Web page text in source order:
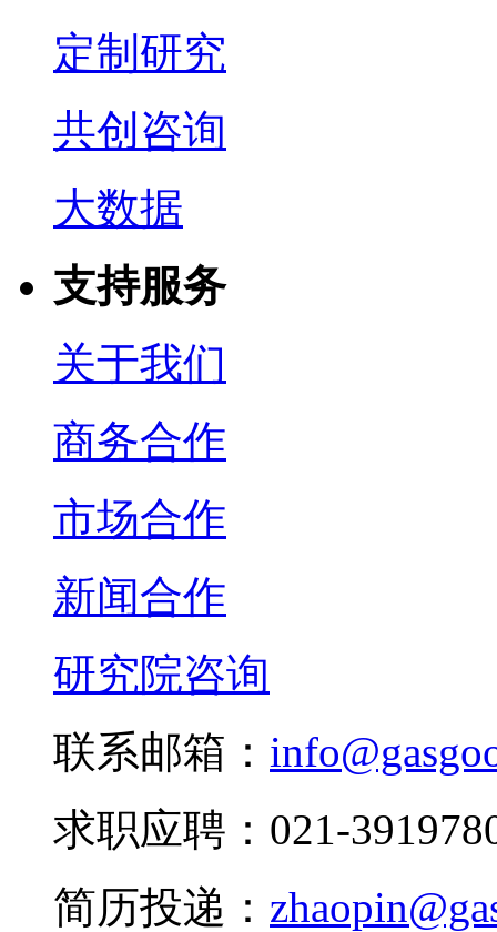
定制研究
共创咨询
大数据
支持服务
关于我们
商务合作
市场合作
新闻合作
研究院咨询
联系邮箱：
求职应聘：021-
简历投递：